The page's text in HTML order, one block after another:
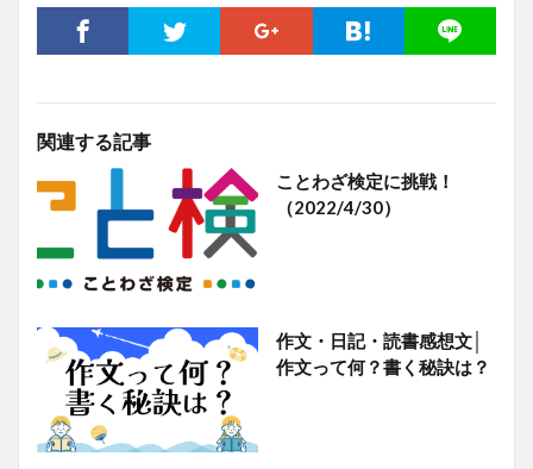
関連する記事
ことわざ検定に挑戦！
（2022/4/30）
作文・日記・読書感想文│
作文って何？書く秘訣は？